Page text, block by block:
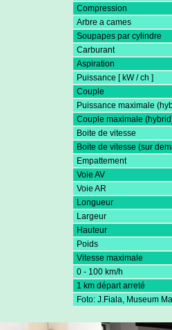
Compression
Arbre a cames
Soupapes par cylindre
Carburant
Aspiration
Puissance [ kW / ch ]
Couple
Puissance maximale
Couple maximale
Boite de vitesse
Boite de vitesse (sur
Empattement
Voie AV
Voie AR
Longueur
Largeur
Hauteur
Poids
Vitesse maximale
0 - 100 km/h
1 km départ arreté
Foto: J.Fiala, Museum